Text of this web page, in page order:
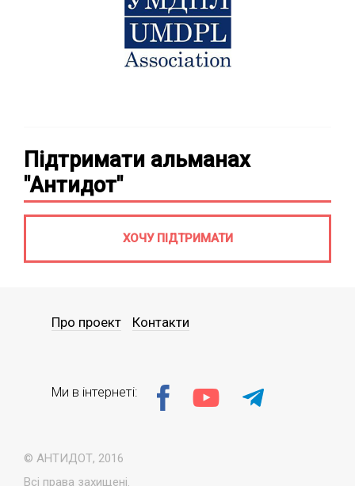
Підтримати альманах
"Антидот"
ХОЧУ ПІДТРИМАТИ
© АНТИДОТ, 2016
Всі права захищені.
Про проект Контакти
Ми в інтернеті: